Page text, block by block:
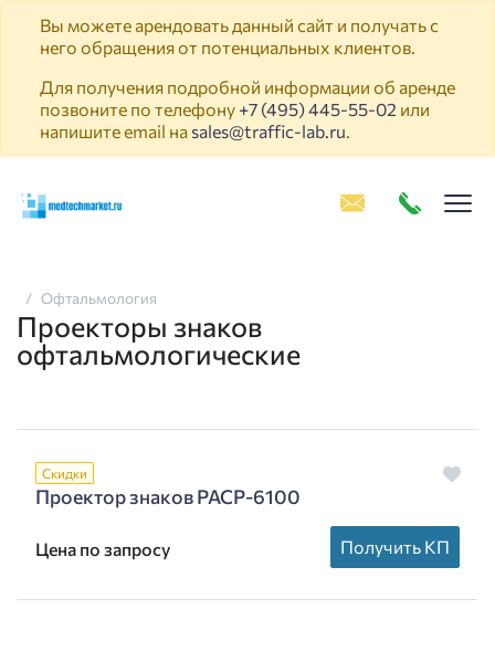
Вы можете арендовать данный сайт и получать с
него обращения от потенциальных клиентов.
Для получения подробной информации об аренде
позвоните по телефону +7 (495) 445-55-02 или
напишите email на sales@traffic-lab.ru.
Офтальмология
Проекторы знаков
офтальмологические
Скидки
Проектор знаков PACP-6100
Цена по запросу Получить КП